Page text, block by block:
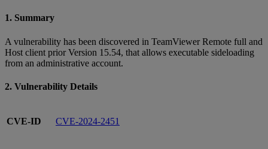
1. Summary
A vulnerability has been discovered in TeamViewer Remote full and
Host client prior Version 15.54, that allows executable sideloading
from an administrative account.
2. Vulnerability Details
CVE-ID CVE-2024-2451